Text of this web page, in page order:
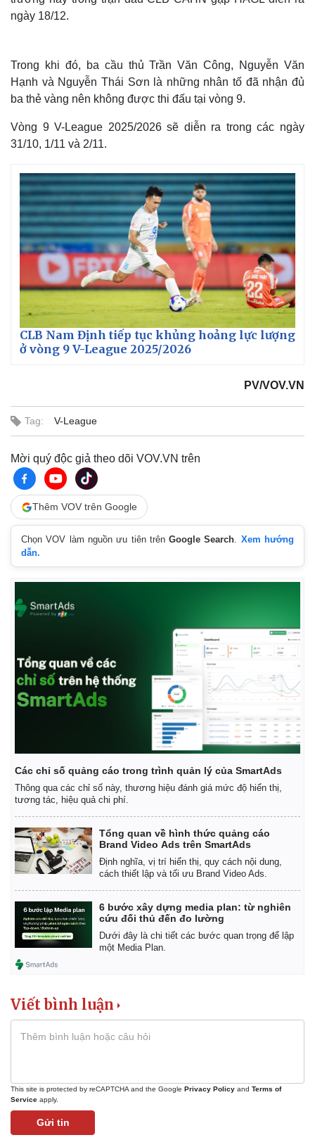
Thế giới
Quan sát
Cuộc sống đó đây
Hồ sơ
Multimedia
Video
Ảnh
E-Magazine
Infographic
ngày 18/12.
Trong khi đó, ba cầu thủ Trần Văn Công, Nguyễn Văn
Hạnh và Nguyễn Thái Sơn là những nhân tố đã nhận đủ
ba thẻ vàng nên không được thi đấu tại vòng 9.
Vòng 9 V-League 2025/2026 sẽ diễn ra trong các ngày
31/10, 1/11 và 2/11.
CLB Nam Định tiếp tục khủng hoảng lực lượng
ở vòng 9 V-League 2025/2026
PV/VOV.VN
Tag: V-League
Mời quý độc giả theo dõi VOV.VN trên
Thêm VOV trên Google
Chọn VOV làm nguồn ưu tiên trênGoogle Search. Xem hướng
dẫn.
Các chỉ số quảng cáo trong trình quản lý của SmartAds
Thông qua các chỉ số này, thương hiệu đánh giá mức độ hiển thị,
tương tác, hiệu quả chi phí.
Tổng quan về hình thức quảng cáo
Brand Video Ads trên SmartAds
Định nghĩa, vị trí hiển thị, quy cách nội dung,
cách thiết lập và tối ưu Brand Video Ads.
6 bước xây dựng media plan: từ nghiên
cứu đối thủ đến đo lường
Dưới đây là chi tiết các bước quan trọng để lập
một Media Plan.
Viết bình luận
This site is protected by reCAPTCHA and the Google Privacy Policy and Terms of
Service apply.
Gửi tin